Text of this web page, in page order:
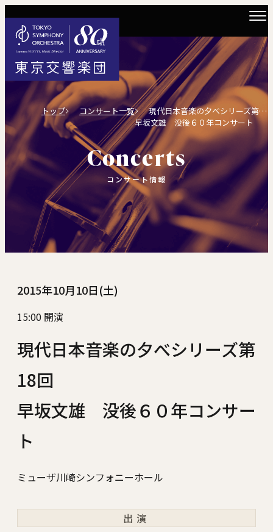
トップ コンサート一覧
現代日本音楽の夕べシリーズ第18回
早坂文雄 没後６０年コンサート
Concerts
コンサート情報
2015年10月10日(土)
15:00 開演
現代日本音楽の夕べシリーズ第
18回
早坂文雄 没後６０年コンサー
ト
ミューザ川崎シンフォニーホール
出演